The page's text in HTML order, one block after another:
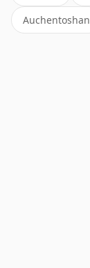
Auchentoshan